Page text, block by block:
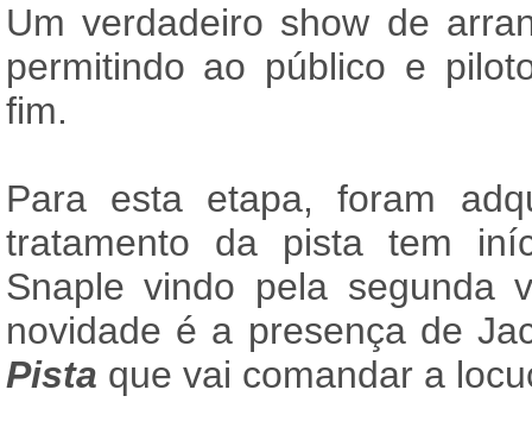
Um verdadeiro show de
permitindo ao público e
fim.
Para esta etapa, foram
tratamento da pista tem
Snaple vindo pela segunda
novidade é a presença de
Pista que vai comandar a